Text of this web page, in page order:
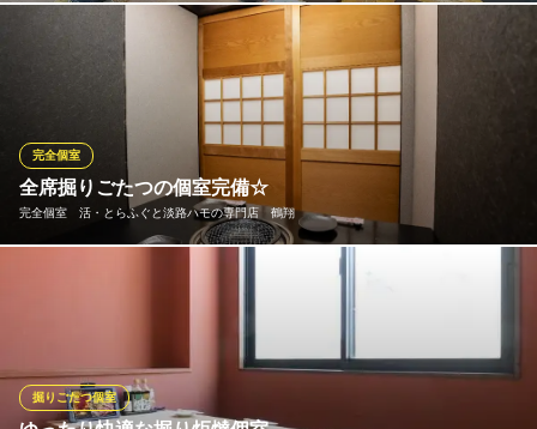
神戸市営地下鉄西神・山手線三宮駅 徒歩1分
兵庫県神戸市中央区下山手通2-1-14 6F
当店は、お気軽にご利用いただけるカウンター席から、完全個室
までどんな用途にもピッタリの空間を完備しております。 扉付き
の完全個室は4名様～24名様までご利用いただけます。 気兼ねな
く騒ぎたい！そんなご宴会もぜひ安心して当店をご利用ください
ませ。
神戸ビーフ焼肉 お加虎
神戸ビーフ焼肉
神戸市営地下鉄西神・山手線三宮駅 徒歩2分
全席掘りごたつの個室完備☆
完全個室 活・とらふぐと淡路ハモの専門店 鶴翔
完全個室
和モダンをイメージした掘りごたつの個室を完備。 2名様～最大4
0名様まで、人数に応じてソーシャルディスタンスな空間にて 安
様以上の宴会に最適なお得な飲み放題付コースもご用意しており
ます
掘りごたつ個室